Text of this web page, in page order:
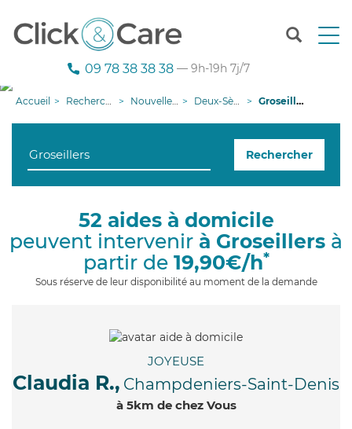
T
n
g
09 78 38 38 38 — 9h-19h 7j/7
Accueil Recherche aide à domicile Nouvelle-Aquitaine Deux-Sèvres Groseillers
Rechercher
52 aides à domicile
peuvent intervenir à Groseillers à
partir de 19,90€/h*
Sous réserve de leur disponibilité au moment de la demande
JOYEUSE
Claudia R., Champdeniers-Saint-Denis
à 5km de chez Vous